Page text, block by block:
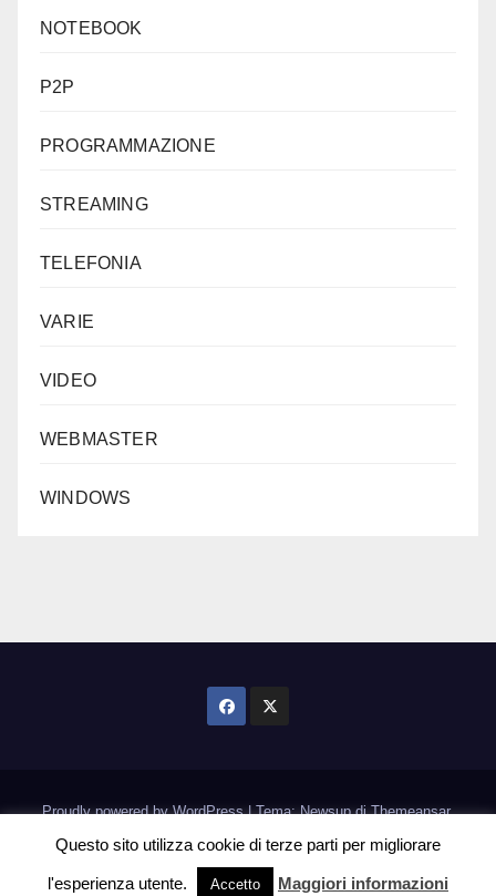
NOTEBOOK
P2P
PROGRAMMAZIONE
STREAMING
TELEFONIA
VARIE
VIDEO
WEBMASTER
WINDOWS
Proudly powered by WordPress|Tema: Newsup diThemeansar.
HomeInformativa Cookie
Questo sito utilizza cookie di terze parti per migliorare
l'esperienza utente. Accetto Maggiori informazioni